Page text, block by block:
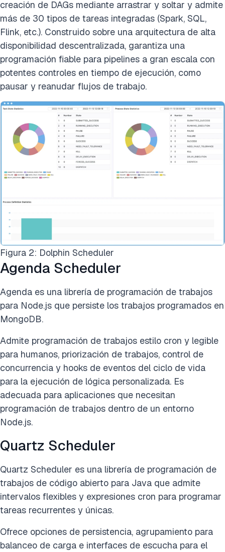
creación de DAGs mediante arrastrar y soltar y admite
más de 30 tipos de tareas integradas (Spark, SQL,
Flink, etc.). Construido sobre una arquitectura de alta
disponibilidad descentralizada, garantiza una
programación fiable para pipelines a gran escala con
potentes controles en tiempo de ejecución, como
pausar y reanudar flujos de trabajo.
Figura 2: Dolphin Scheduler
Agenda Scheduler
Agenda es una librería de programación de trabajos
para Node.js que persiste los trabajos programados en
MongoDB.
Admite programación de trabajos estilo cron y legible
para humanos, priorización de trabajos, control de
concurrencia y hooks de eventos del ciclo de vida
para la ejecución de lógica personalizada. Es
adecuada para aplicaciones que necesitan
programación de trabajos dentro de un entorno
Node.js.
Quartz Scheduler
Quartz Scheduler es una librería de programación de
trabajos de código abierto para Java que admite
intervalos flexibles y expresiones cron para programar
tareas recurrentes y únicas.
Ofrece opciones de persistencia, agrupamiento para
balanceo de carga e interfaces de escucha para el